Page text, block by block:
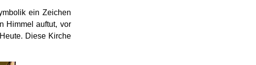
ein Zeichen
Himmel auftut, vor
Diese Kirche